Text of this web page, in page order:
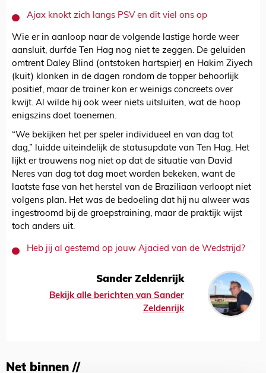
Ajax knokt zich langs PSV en dit viel ons op
Wie er in aanloop naar de volgende lastige horde weer
aansluit, durfde Ten Hag nog niet te zeggen. De geluiden
omtrent Daley Blind (ontstoken hartspier) en Hakim Ziyech
(kuit) klonken in de dagen rondom de topper behoorlijk
positief, maar de trainer kon er weinigs concreets over
kwijt. Al wilde hij ook weer niets uitsluiten, wat de hoop
enigszins doet toenemen.
“We bekijken het per speler individueel en van dag tot
dag,” luidde uiteindelijk de statusupdate van Ten Hag. Het
lijkt er trouwens nog niet op dat de situatie van David
Neres van dag tot dag moet worden bekeken, want de
laatste fase van het herstel van de Braziliaan verloopt niet
volgens plan. Het was de bedoeling dat hij nu alweer was
ingestroomd bij de groepstraining, maar de praktijk wijst
toch anders uit.
Heb jij al gestemd op jouw Ajacied van de Wedstrijd?
Sander Zeldenrijk
Bekijk alle berichten van Sander
Zeldenrijk
Net binnen //